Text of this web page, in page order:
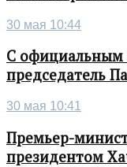
30 мая 10:44
С официальным
председатель
30 мая 10:41
Премьер-
президентом